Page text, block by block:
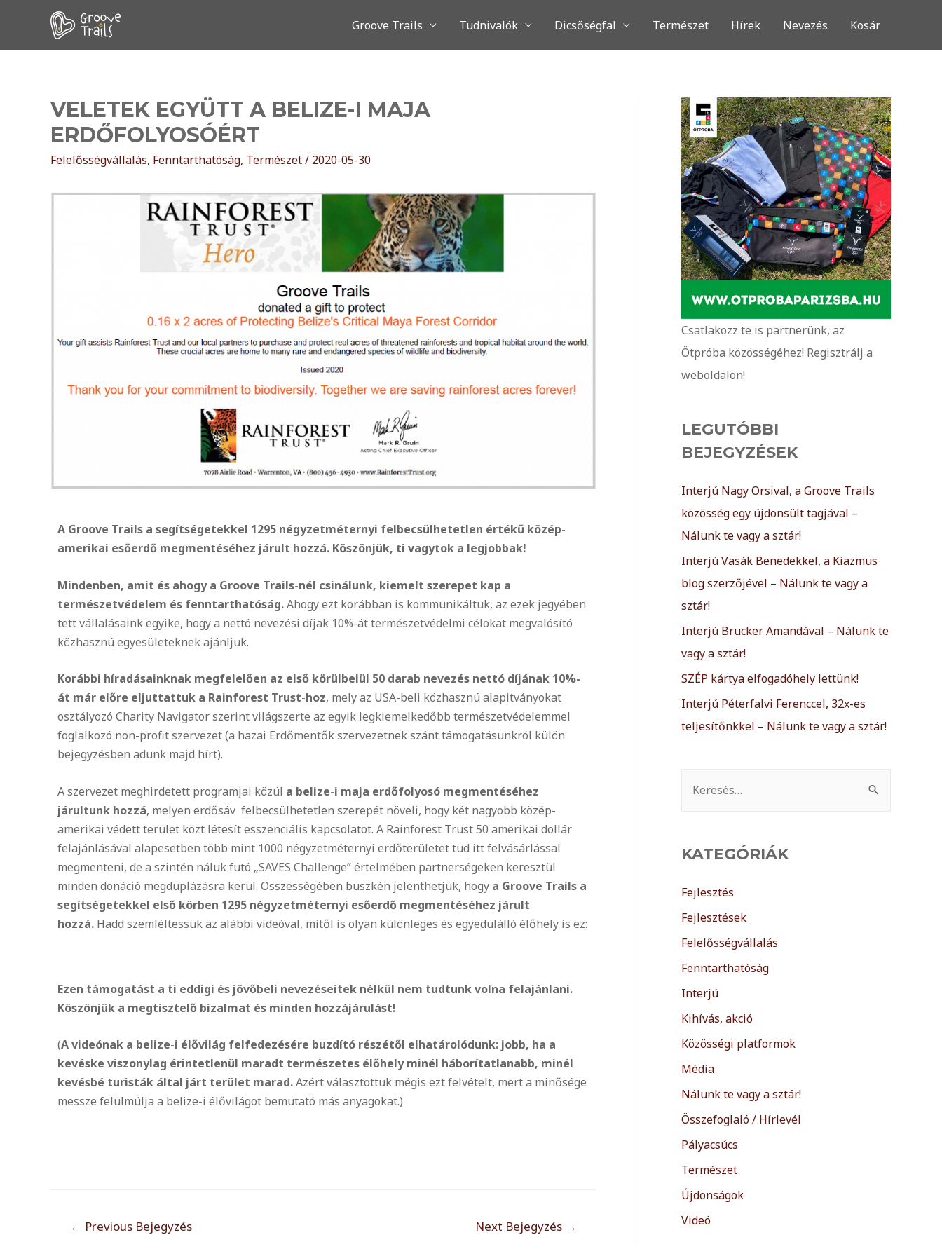
Groove Trails Tudnivalók Dicsőségfal Természet Hírek Nevezés Kosár
VELETEK EGYÜTT A BELIZE-I MAJA
ERDŐFOLYOSÓÉRT
Felelősségvállalás, Fenntarthatóság, Természet/ 2020-05-30
A Groove Trails a segítségetekkel 1295 négyzetméternyi felbecsülhetetlen értékű közép-
amerikai esőerdő megmentéséhez járult hozzá. Köszönjük, ti vagytok a legjobbak!
Mindenben, amit és ahogy a Groove Trails-nél csinálunk, kiemelt szerepet kap a
természetvédelem és fenntarthatóság.Ahogy ezt korábban is kommunikáltuk, az ezek jegyében
tett vállalásaink egyike, hogy a nettó nevezési díjak 10%-át természetvédelmi célokat megvalósító
közhasznú egyesületeknek ajánljuk.
Korábbi híradásainknak megfelelően az első körülbelül 50 darab nevezés nettó díjának 10%-
át már előre eljuttattuk a Rainforest Trust-hoz, mely az USA-beli közhasznú alapitványokat
osztályozó Charity Navigator szerint világszerte az egyik legkiemelkedőbb természetvédelemmel
foglalkozó non-profit szervezet (a hazai Erdőmentők szervezetnek szánt támogatásunkról külön
bejegyzésben adunk majd hírt).
A szervezet meghirdetett programjai közül a belize-i maja erdőfolyosó megmentéséhez
járultunk hozzá, melyen erdősáv felbecsülhetetlen szerepét növeli, hogy két nagyobb közép-
amerikai védett terület közt létesít esszenciális kapcsolatot. A Rainforest Trust 50 amerikai dollár
felajánlásával alapesetben több mint 1000 négyzetméternyi erdőterületet tud itt felvásárlással
megmenteni, de a szintén náluk futó „SAVES Challenge” értelmében partnerségeken keresztül
minden donáció megduplázásra kerül. Összességében büszkén jelenthetjük, hogy a Groove Trails a
segítségetekkel első körben 1295 négyzetméternyi esőerdő megmentéséhez járult
hozzá. Hadd szemléltessük az alábbi videóval, mitől is olyan különleges és egyedülálló élőhely is ez:
Ezen támogatást a ti eddigi és jövőbeli nevezéseitek nélkül nem tudtunk volna felajánlani.
Köszönjük a megtisztelő bizalmat és minden hozzájárulást!
(A videónak a belize-i élővilág felfedezésére buzdító részétől elhatárolódunk: jobb, ha a
kevéske viszonylag érintetlenül maradt természetes élőhely minél háborítatlanabb, minél
kevésbé turisták által járt terület marad.Azért választottuk mégis ezt felvételt, mert a minősége
messze felülmúlja a belize-i élővilágot bemutató más anyagokat.)
← Previous Bejegyzés Next Bejegyzés →
Csatlakozz te is partnerünk, az
Ötpróba közösségéhez! Regisztrálj a
weboldalon!
LEGUTÓBBI
BEJEGYZÉSEK
Interjú Nagy Orsival, a Groove Trails
közösség egy újdonsült tagjával –
Nálunk te vagy a sztár!
Interjú Vasák Benedekkel, a Kiazmus
blog szerzőjével – Nálunk te vagy a
sztár!
Interjú Brucker Amandával – Nálunk te
vagy a sztár!
SZÉP kártya elfogadóhely lettünk!
Interjú Péterfalvi Ferenccel, 32x-es
teljesítőnkkel – Nálunk te vagy a sztár!
KATEGÓRIÁK
Fejlesztés
Fejlesztések
Felelősségvállalás
Fenntarthatóság
Interjú
Kihívás, akció
Közösségi platformok
Média
Nálunk te vagy a sztár!
Összefoglaló / Hírlevél
Pályacsúcs
Természet
Újdonságok
Videó